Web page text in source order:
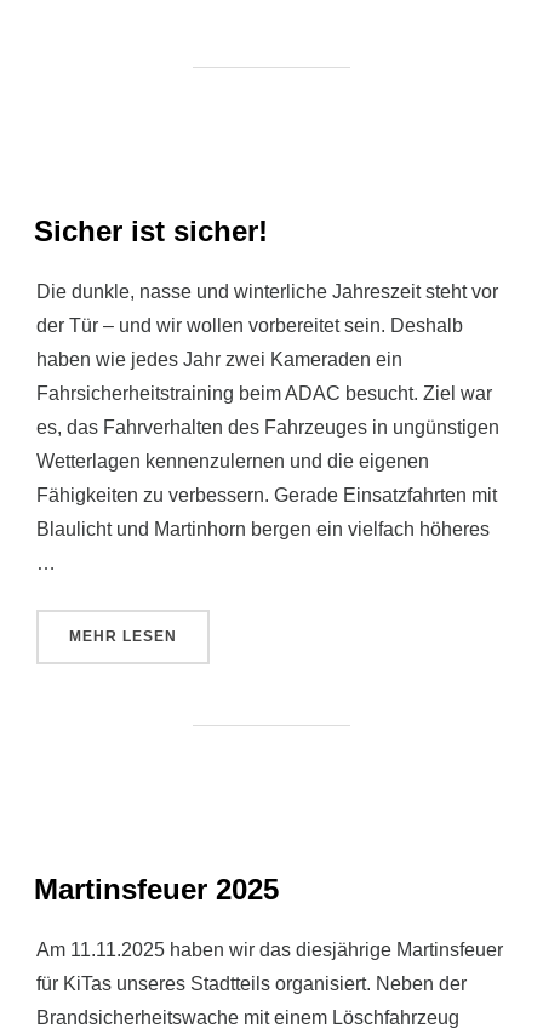
Sicher ist sicher!
Die dunkle, nasse und winterliche Jahreszeit steht vor
der Tür – und wir wollen vorbereitet sein. Deshalb
haben wie jedes Jahr zwei Kameraden ein
Fahrsicherheitstraining beim ADAC besucht. Ziel war
es, das Fahrverhalten des Fahrzeuges in ungünstigen
Wetterlagen kennenzulernen und die eigenen
Fähigkeiten zu verbessern. Gerade Einsatzfahrten mit
Blaulicht und Martinhorn bergen ein vielfach höheres
…
MEHR ÜBER „SICHER IST SICHER!“
LESEN
Martinsfeuer 2025
Am 11.11.2025 haben wir das diesjährige Martinsfeuer
für KiTas unseres Stadtteils organisiert. Neben der
Brandsicherheitswache mit einem Löschfahrzeug